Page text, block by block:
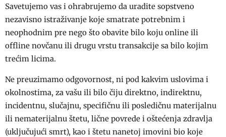
Savetujemo vas i ohrabrujemo da uradite sopstveno
nezavisno istraživanje koje smatrate potrebnim i
neophodnim pre nego što obavite bilo koju online ili
offline novčanu ili drugu vrstu transakcije sa bilo kojim
trećim licima.
Ne preuzimamo odgovornost, ni pod kakvim uslovima i
okolnostima, za vašu ili bilo čiju direktno, indirektnu,
incidentnu, slučajnu, specifičnu ili posledičnu materijalnu
ili nematerijalnu štetu, lične povrede i oštećenja zdravlja
(uključujući smrt), kao i štetu nanetoj imovini bio koje